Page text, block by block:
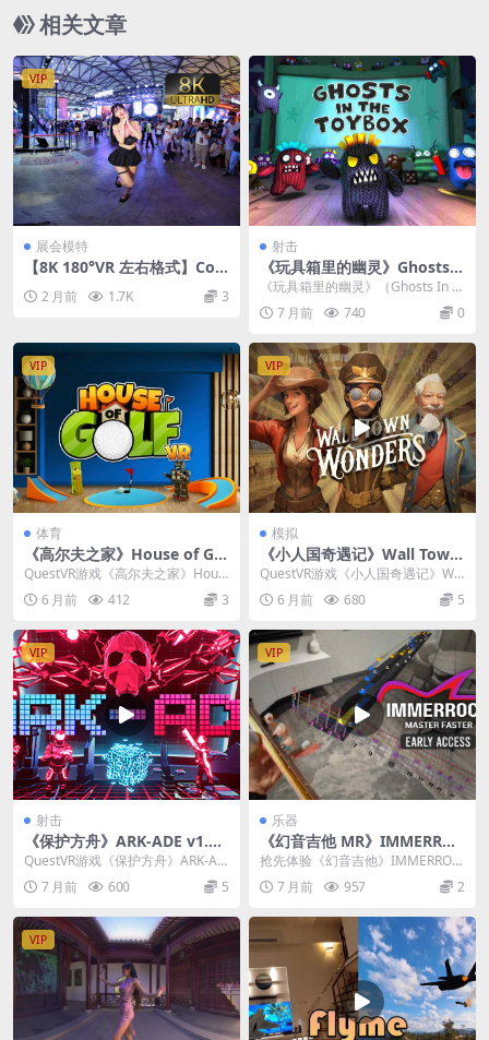
相关文章
VIP
展会模特
【8K 180°VR 左右格式】Cos
2 月前 1.7K 3
射击
《玩具箱里的幽灵》Ghosts I
n The Toybox v1.0.1.11
《玩具箱里的幽灵》（Ghosts In T
he Toybox）是一款VR第一人称...
7 月前 740 0
VIP
体育
《高尔夫之家》House of Gol
f VR
QuestVR游戏《高尔夫之家》Hous
e of Golf VR让你体验前所未有...
6 月前 412 3
VIP
模拟
《小人国奇遇记》Wall Town
Wonders
QuestVR游戏《小人国奇遇记》Wal
l Town Wonders 是一款非常...
6 月前 680 5
VIP
射击
《保护方舟》ARK-ADE v1.3.
1.68
QuestVR游戏《保护方舟》ARK-AD
E 是一款能让你瞬间穿越回80年代
街机...7 月前 600 5
VIP
乐器
《幻音吉他 MR》IMMERROC
K v2.0.441
抢先体验《幻音吉他》IMMERROC
K，畅享混合现实吉他学习乐趣！
按照自己的节...
7 月前 957 2
VIP